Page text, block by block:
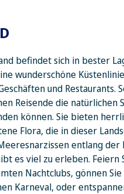
befindet sich in bester
wunderschöne
und Restaurants.
Reisende die natürlichen
können. Sie bieten
Flora, die in dieser
entlang der
es viel zu erleben. Feiern
Nachtclubs, gönnen
Karneval, oder